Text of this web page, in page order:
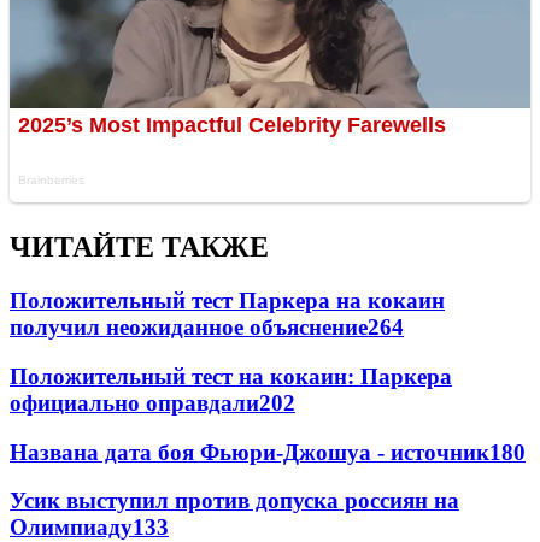
ЧИТАЙТЕ ТАКЖЕ
Положительный тест Паркера на кокаин
получил неожиданное объяснение264
Положительный тест на кокаин: Паркера
официально оправдали202
Названа дата боя Фьюри-Джошуа - источник180
Усик выступил против допуска россиян на
Олимпиаду133